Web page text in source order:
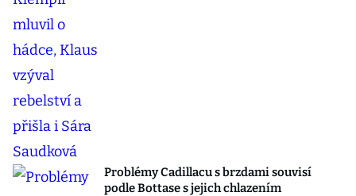
Problémy Cadillacu s brzdami souvisí
podle Bottase s jejich chlazením